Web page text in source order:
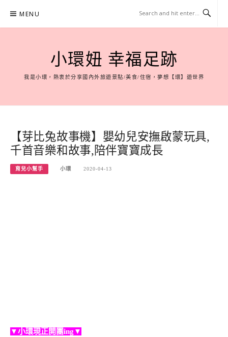
content
MENU
小環妞 幸福足跡
我是小環，熱衷於分享國內外旅遊景點/美食/住宿，夢想【環】遊世界
【芽比兔故事機】嬰幼兒安撫啟蒙玩具,
千首音樂和故事,陪伴寶寶成長
育兒小幫手 小環 2020-04-13
▼小環現正開團ing▼